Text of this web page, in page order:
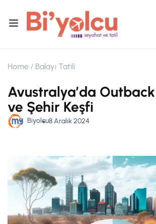
Home Balayı Tatili
Avustralyaʼda
ve Şehir Keşfi
Biyolcu8 Aralık 2024